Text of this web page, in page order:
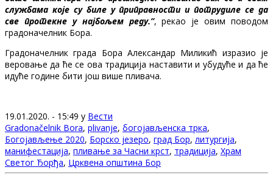
службама које су биле у приправности и потрудиле се да
све протекне у најбољем реду.”, рекао је овим поводом
градоначелник Бора.
Градоначелник града Бора Александар Миликић изразио је
веровање да ће се ова традиција наставити и убудуће и да ће
идуће године бити још више пливача.
19.01.2020. - 15:49 у Вести
Gradonačelnik Bora, plivanje, богојављенска трка,
Богојављење 2020, Борско језеро, град Бор, литургија,
манифестација, пливање за Часни крст, традиција, Храм
Светог Ђорђа, Црквена општина Бор